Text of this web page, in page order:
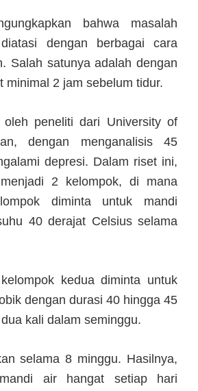
bahwa masalah
dengan berbagai cara
Salah satunya adalah dengan
minimal 2 jam sebelum tidur.
oleh peneliti dari University of
dengan menganalisis 45
depresi. Dalam riset ini,
2 kelompok, di mana
diminta untuk mandi
40 derajat Celsius selama
kedua diminta untuk
dengan durasi 40 hingga 45
kali dalam seminggu.
selama 8 minggu. Hasilnya,
air hangat setiap hari